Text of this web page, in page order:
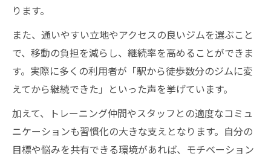
ります。
また、通いやすい立地やアクセスの良いジムを選ぶこと
で、移動の負担を減らし、継続率を高めることができま
す。実際に多くの利用者が「駅から徒歩数分のジムに変
えてから継続できた」といった声を挙げています。
加えて、トレーニング仲間やスタッフとの適度なコミュ
ニケーションも習慣化の大きな支えとなります。自分の
目標や悩みを共有できる環境があれば、モチベーション